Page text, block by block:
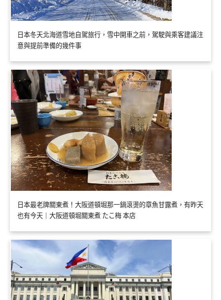
日本冬天北海道雪地自駕旅行，雪中開車之前，駕駛與乘客建議注
意與提前準備的幾件事
日本最老牌關東煮！大阪道頓堀那一鍋滾燙的章魚甘露煮，有昨天
也有今天｜大阪道頓堀關東煮 たこ梅 本店